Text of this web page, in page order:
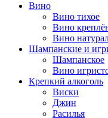
Вино
Вино тихое
Вино
Вино
Шампанские и
Шампанское
Вино
Крепкий алкоголь
Виски
Джин
Расилья